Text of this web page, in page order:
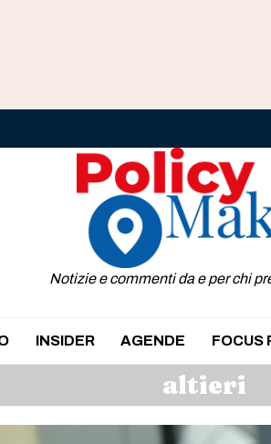
Notizie e commenti da e per chi
INSIDER AGENDE FOCUS
altieri